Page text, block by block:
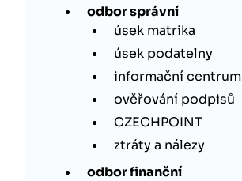
odbor správní
úsek matrika
úsek podatelny
informační centrum
ověřování podpisů
CZECHPOINT
ztráty a nálezy
odbor finanční